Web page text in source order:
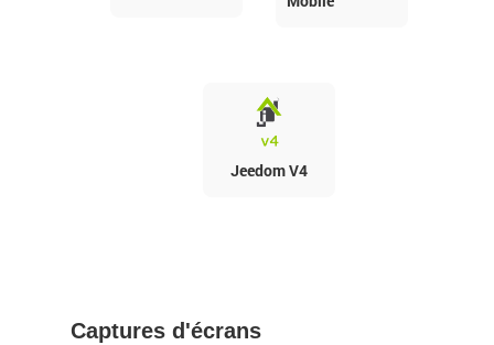
Jeedom V4
Captures d'écrans